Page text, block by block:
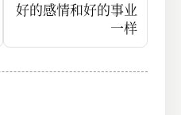
好的感情和好的事业
一样